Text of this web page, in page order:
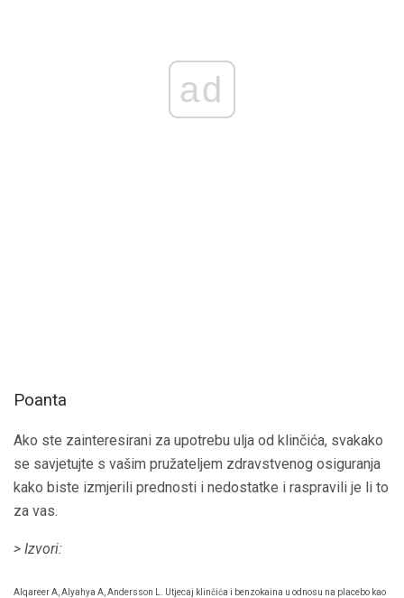
ad
Poanta
Ako ste zainteresirani za upotrebu ulja od klinčića, svakako
se savjetujte s vašim pružateljem zdravstvenog osiguranja
kako biste izmjerili prednosti i nedostatke i raspravili je li to
za vas.
> Izvori:
Alqareer A, Alyahya A, Andersson L. Utjecaj klinčića i benzokaina u odnosu na placebo kao